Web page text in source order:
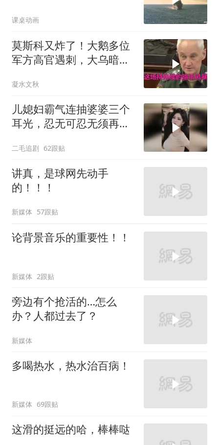
课桌动画
莫斯科又炸了！大鹅多位
军方高官遇刺，大乌暗杀
凝水文秋
儿媳妇霸气连抽婆婆三个
耳光，忍无可忍无须再
二毛追剧 62跟贴
讲真，是球网先动手
的！！！
新媒体 57跟贴
论背景音乐的重要性！！
新媒体 2跟贴
旁边有个抢活的…怎么
办？人都过去了？
新媒体
多喝热水，热水治百病！
新媒体 69跟贴
这滑的挺远的哈，棒棒哒